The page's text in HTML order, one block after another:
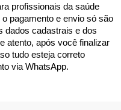
profissionais da saúde
pagamento e envio só são
dados cadastrais e dos
atento, após você finalizar
tudo esteja correto
via WhatsApp.